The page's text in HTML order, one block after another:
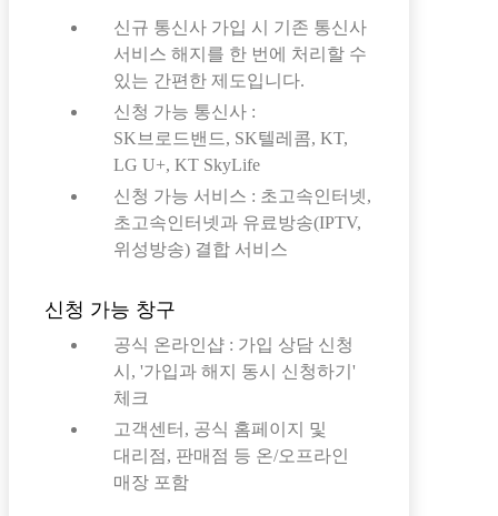
신규 통신사 가입 시 기존 통신사
서비스 해지를 한 번에 처리할 수
있는 간편한 제도입니다.
신청 가능 통신사 :
SK브로드밴드, SK텔레콤, KT,
LG U+, KT SkyLife
신청 가능 서비스 : 초고속인터넷,
초고속인터넷과 유료방송(IPTV,
위성방송) 결합 서비스
신청 가능 창구
공식 온라인샵 : 가입 상담 신청
시, '가입과 해지 동시 신청하기'
체크
고객센터, 공식 홈페이지 및
대리점, 판매점 등 온/오프라인
매장 포함